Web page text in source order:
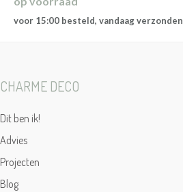
voor 15:00 besteld, vandaag verzonden
CHARME DECO
Dit ben ik!
Advies
Projecten
Blog